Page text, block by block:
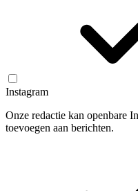
Instagram
Onze redactie kan openbare
toevoegen aan berichten.